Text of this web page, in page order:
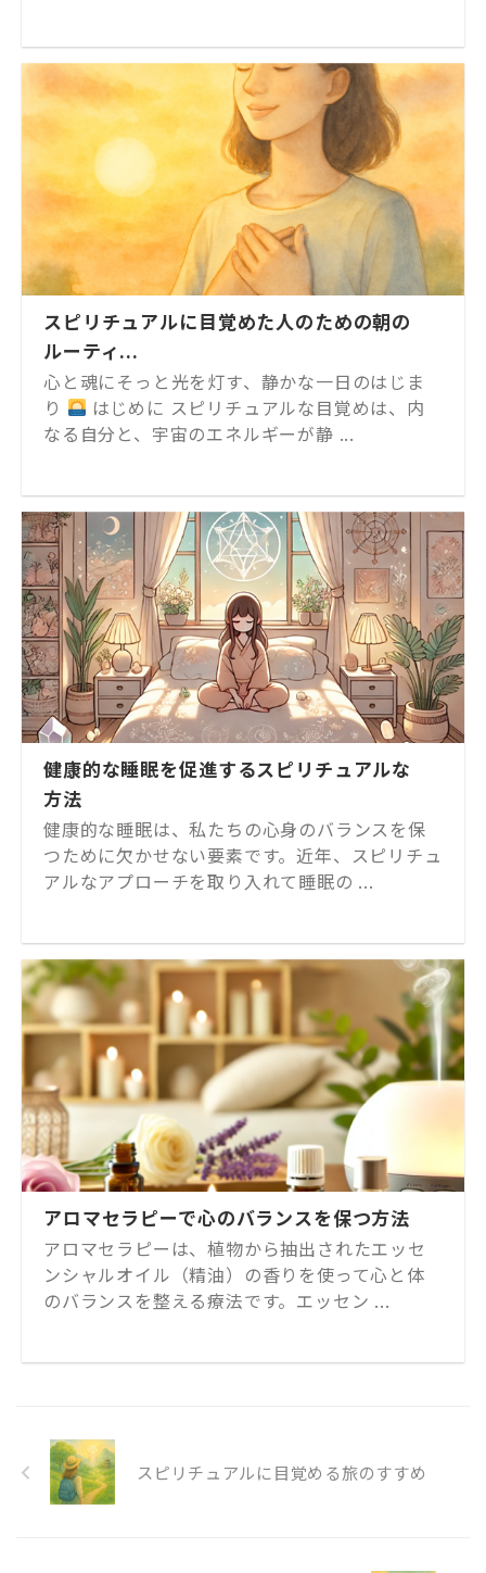
スピリチュアルに目覚めた人のための朝の
ルーティ...
心と魂にそっと光を灯す、静かな一日のはじま
り
はじめに スピリチュアルな目覚めは、内
なる自分と、宇宙のエネルギーが静 ...
健康的な睡眠を促進するスピリチュアルな
方法
健康的な睡眠は、私たちの心身のバランスを保
つために欠かせない要素です。近年、スピリチュ
アルなアプローチを取り入れて睡眠の ...
アロマセラピーで心のバランスを保つ方法
アロマセラピーは、植物から抽出されたエッセ
ンシャルオイル（精油）の香りを使って心と体
のバランスを整える療法です。エッセン ...
スピリチュアルに目覚める旅のすすめ